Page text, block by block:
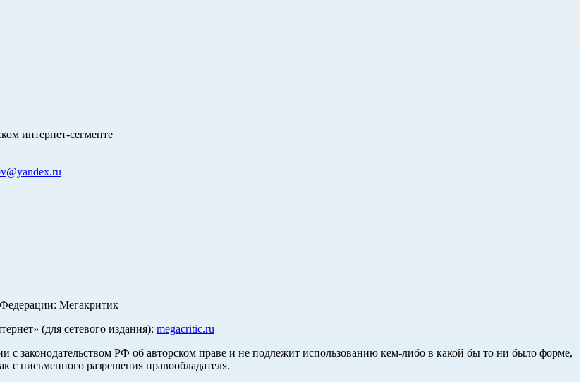
интернет-сегменте
Мегакритик
(для сетевого издания): megacritic.ru
с законодательством РФ об авторском праве и не подлежит использованию кем-либо в какой бы то ни было форме,
с письменного разрешения правообладателя.